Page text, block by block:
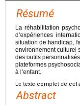
Résumé
La réhabilitation
d’expériences
situation de handicap,
environnement culturel
des outils
plateformes
à l’enfant.
Le texte complet de cet
Abstract